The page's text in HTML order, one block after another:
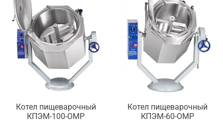
Котел пищеварочный
КПЭМ-100-ОМР
Котел пищеварочный
КПЭМ-60-ОМР